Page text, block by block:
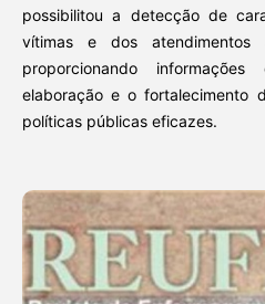
possibilitou a detecção de
vítimas e dos
proporcionando
elaboração e o fortalecimento
políticas públicas eficazes.